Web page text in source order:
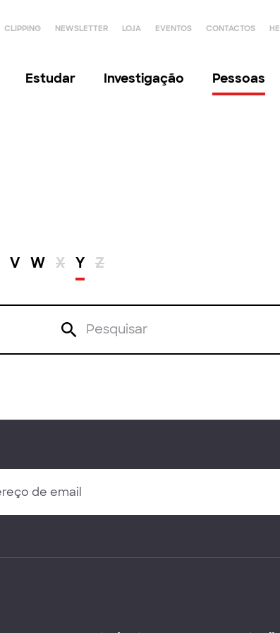
CLIPPING NEWSLETTER LOJA EVENTOS CONTACTOS
Estudar Investigação Pessoas
V W X Y Z